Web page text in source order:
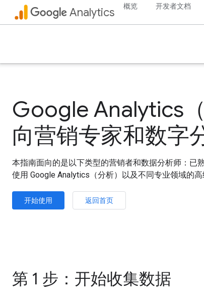
Analytics 概览 开发者文档
Google Analytics
向营销专家和数字
本指南面向的是以下类型的营销者和数据分析师：已
使用 Google Analytics（分析）以及不同专业领域的高
开始使用 返回首页
第 1 步：开始收集数据